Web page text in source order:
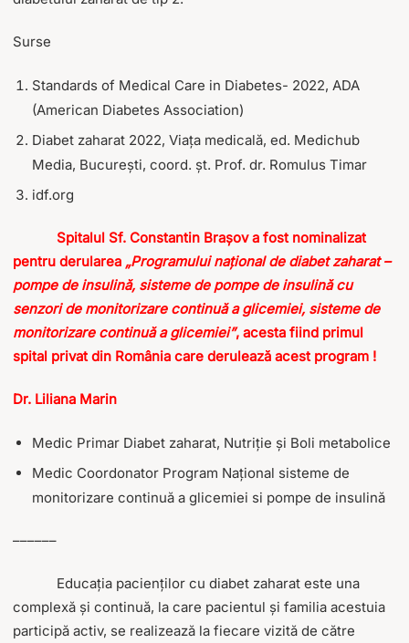
Surse
Standards of Medical Care in Diabetes- 2022, ADA
(American Diabetes Association)
Diabet zaharat 2022, Viața medicală, ed. Medichub
Media, București, coord. șt. Prof. dr. Romulus Timar
idf.org
Spitalul Sf. Constantin Braşov a fost nominalizat
pentru derularea „Programului naţional de diabet zaharat –
pompe de insulină, sisteme de pompe de insulină cu
senzori de monitorizare continuă a glicemiei, sisteme de
monitorizare continuă a glicemiei”, acesta fiind primul
spital privat din România care derulează acest program !
Dr. Liliana Marin
Medic Primar Diabet zaharat, Nutriție și Boli metabolice
Medic Coordonator Program Național sisteme de
monitorizare continuă a glicemiei si pompe de insulină
––––––
Educația pacienților cu diabet zaharat este una
complexă și continuă, la care pacientul și familia acestuia
participă activ, se realizează la fiecare vizită de către